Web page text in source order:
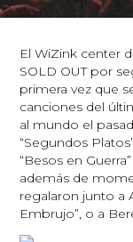
El WiZink center
SOLD OUT por
primera vez que
canciones del
al mundo el
“Segundos
“Besos en
además de
regalaron junto a
Embrujo”, o a